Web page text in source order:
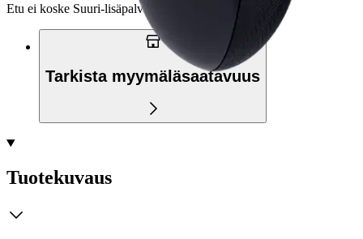
Etu ei koske Suuri‑lisäpalvelulla toimitettavia tuotteita.
Tarkista myymäläsaatavuus
Tuotekuvaus